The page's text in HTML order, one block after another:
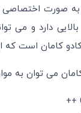
به صورت
کامان است
می توان به